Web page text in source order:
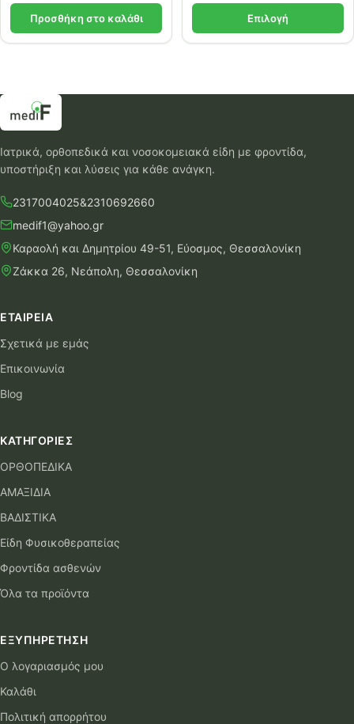
Προσθήκη στο καλάθι Επιλογή
Ιατρικά, ορθοπεδικά και νοσοκομειακά είδη με φροντίδα,
υποστήριξη και λύσεις για κάθε ανάγκη.
2317004025&2310692660
medif1@yahoo.gr
Καραολή και Δημητρίου 49-51, Εύοσμος, Θεσσαλονίκη
Ζάκκα 26, Νεάπολη, Θεσσαλονίκη
ΕΤΑΙΡΕΊΑ
Σχετικά με εμάς
Επικοινωνία
Blog
ΚΑΤΗΓΟΡΊΕΣ
ΟΡΘΟΠΕΔΙΚΑ
ΑΜΑΞΙΔΙΑ
ΒΑΔΙΣΤΙΚΑ
Είδη Φυσικοθεραπείας
Φροντίδα ασθενών
Όλα τα προϊόντα
ΕΞΥΠΗΡΈΤΗΣΗ
Ο λογαριασμός μου
Καλάθι
Πολιτική απορρήτου